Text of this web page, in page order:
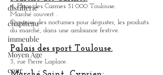
distillerie
chapiteau
immeuble
Moyen Âge
cour
35, All. Jules Guesde 31 000 Toulouse.
Ouvert tous les jours sauf lundi de 10h à 18h.
Marché des Carmes:
4, Place des Carmes 31 000 Toulouse.
Marché couvert .
Organise des nocturnes pour déguster, les produits
du marché, dans une ambiance festive.